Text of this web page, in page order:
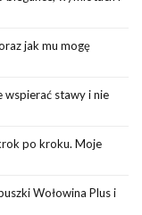
jak mu mogę
stawy i nie
po kroku. Moje
Wołowina Plus i